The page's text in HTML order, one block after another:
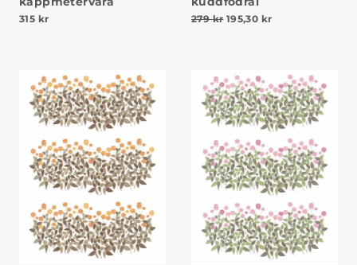
315 kr 279kr Det ursprungliga priset
195,30 krDet nuvarande